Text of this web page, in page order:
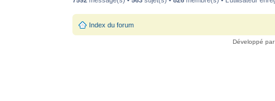
Index du forum
Développé